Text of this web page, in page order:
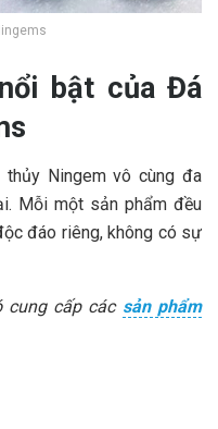
bật của Đá
Ningem vô cùng đa
Mỗi một sản phẩm đều
đáo riêng, không có sự
cung cấp các sản phẩm